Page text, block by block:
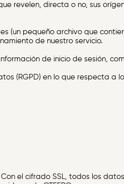
revelen, directa o no, sus
(un pequeño archivo que
de nuestro servicio.
de inicio de sesión,
(RGPD) en lo que respecta
Con el cifrado SSL, todos los